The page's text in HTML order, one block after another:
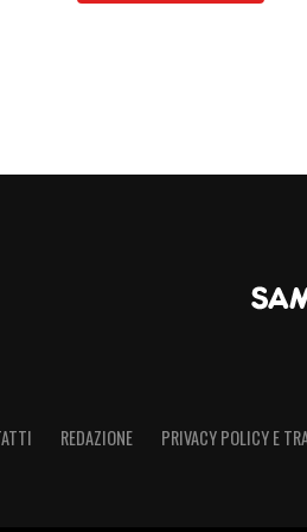
REDAZIONE PRIVACY POLICY E